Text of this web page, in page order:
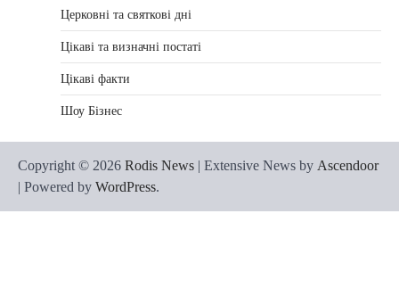
Церковні та святкові дні
Цікаві та визначні постаті
Цікаві факти
Шоу Бізнес
Copyright © 2026 Rodis News | Extensive News by Ascendoor
| Powered by WordPress.